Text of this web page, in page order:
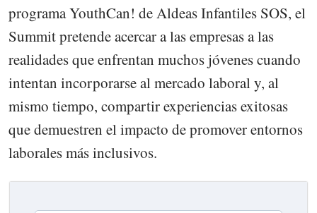
programa YouthCan! de Aldeas Infantiles SOS, el
Summit pretende acercar a las empresas a las
realidades que enfrentan muchos jóvenes cuando
intentan incorporarse al mercado laboral y, al
mismo tiempo, compartir experiencias exitosas
que demuestren el impacto de promover entornos
laborales más inclusivos.